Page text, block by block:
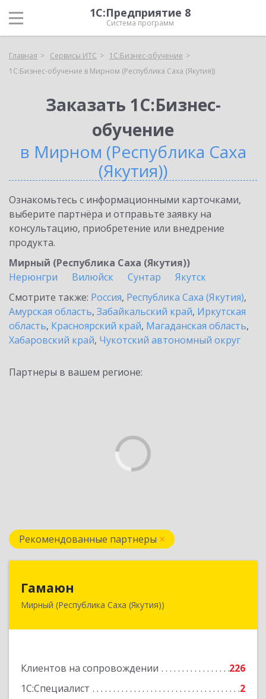
1С:Предприятие 8
Система программ
Главная Сервисы ИТС
1С:Бизнес-обучение
1С:Бизнес-обучение в Мирном (Республика Саха (Якутия))
Заказать 1С:Бизнес-
обучение
в Мирном (Республика Саха
(Якутия))
Ознакомьтесь с информационными карточками,
выберите партнёра и отправьте заявку на
консультацию, приобретение или внедрение
продукта.
Мирный (Республика Саха (Якутия))
Нерюнгри
Вилюйск Сунтар
Якутск
Смотрите также: Россия, Республика Саха (Якутия),
Амурская область, Забайкальский край, Иркутская
область, Красноярский край, Магаданская область,
Хабаровский край, Чукотский автономный округ
Партнеры в вашем регионе:
Рекомендованные партнеры
Гамаюн
Мирный (Республика Саха (Якутия))
Клиентов на сопровождении
226
1С:Специалист
2
678170, Саха /Якутия/ Респ, Мирнинский у,
Подробнее